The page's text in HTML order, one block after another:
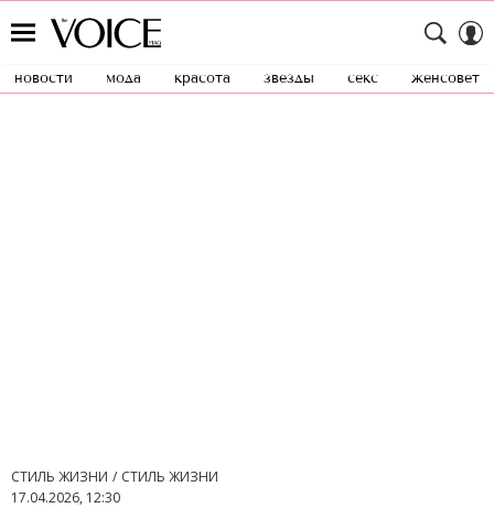
новости мода красота звезды секс женсовет
СТИЛЬ ЖИЗНИ
СТИЛЬ ЖИЗНИ
17.04.2026, 12:30